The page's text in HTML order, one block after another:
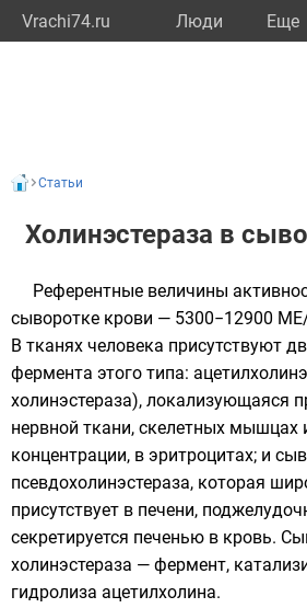
Vrachi74.ru Люди Eще
Статьи
Холинэстераза в
Референтные величины
сыворотке крови — 5300−12900
В тканях человека присутствуют
фермента этого типа:
холинэстераза), локализующаяся
нервной ткани, скелетных мышцах
концентрации, в эритроцитах; и
псевдохолинэстераза, которая
присутствует в печени,
секретируется печенью в кровь.
холинэстераза — фермент,
гидролиза ацетилхолина.